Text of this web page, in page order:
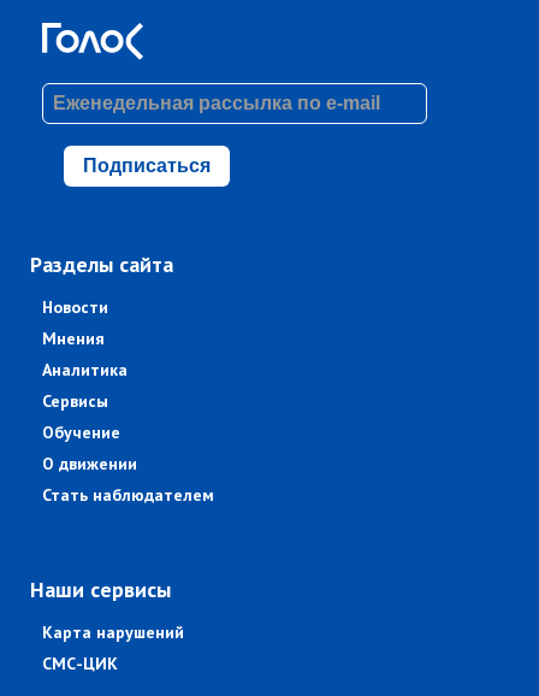
Подписаться
Разделы сайта
Новости
Мнения
Аналитика
Сервисы
Обучение
О движении
Стать наблюдателем
Наши сервисы
Карта нарушений
СМС-ЦИК